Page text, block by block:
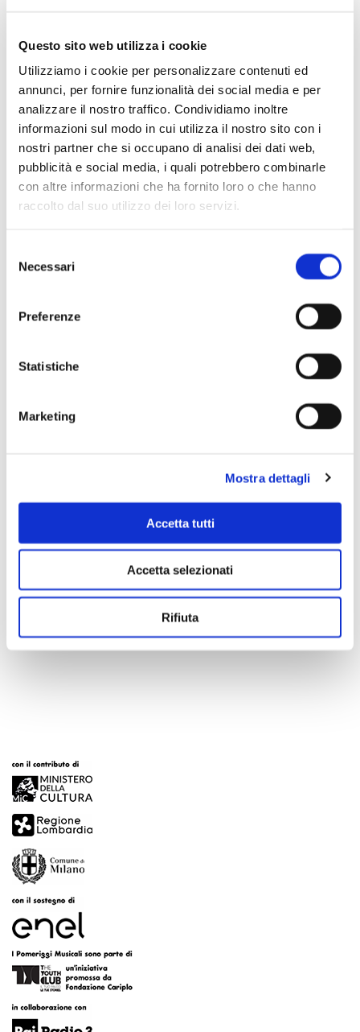
Questo sito web utilizza i cookie
Utilizziamo i cookie per personalizzare contenuti ed
annunci, per fornire funzionalità dei social media e per
analizzare il nostro traffico. Condividiamo inoltre
informazioni sul modo in cui utilizza il nostro sito con i
nostri partner che si occupano di analisi dei dati web,
pubblicità e social media, i quali potrebbero combinarle
con altre informazioni che ha fornito loro o che hanno
raccolto dal suo utilizzo dei loro servizi.
delNecessari
Preferenze
Statistiche
Marketing
Mostra dettagli
Accetta tutti
Accetta selezionati
Rifiuta
Scopri di più